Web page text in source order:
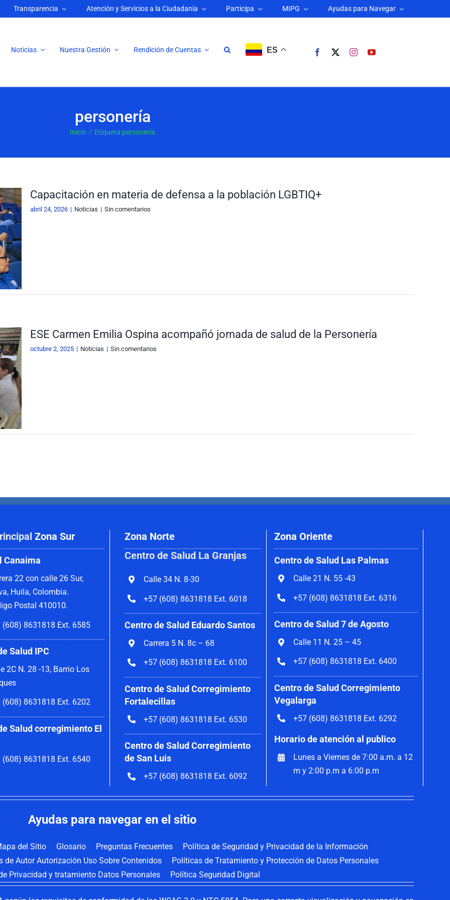
Transparencia Atención y Servicios a la Ciudadanía Participa MIPG Ayudas para Navegar
Noticias Nuestra Gestión Rendición de Cuentas ES
personería
Inicio Etiqueta:personería
Capacitación en materia de defensa a la población LGBTIQ+
abril 24, 2026 | Noticias | Sin comentarios
ESE Carmen Emilia Ospina acompañó jornada de salud de la Personería
octubre 2, 2025 | Noticias | Sin comentarios
Zona Sur
Canaima
22 con calle 26 Sur,
Huila, Colombia.
Postal 410010.
(608) 8631818 Ext. 6585
Salud IPC
2C N. 28 -13, Barrio Los
(608) 8631818 Ext. 6202
Salud corregimiento El
(608) 8631818 Ext. 6540
Zona Norte
Centro de Salud La Granjas
Calle 34 N. 8-30
+57 (608) 8631818 Ext. 6018
Centro de Salud Eduardo Santos
Carrera 5 N. 8c – 68
+57 (608) 8631818 Ext. 6100
Centro de Salud Corregimiento
Fortalecillas
+57 (608) 8631818 Ext. 6530
Centro de Salud Corregimiento
de San Luis
+57 (608) 8631818 Ext. 6092
Zona Oriente
Centro de Salud Las Palmas
Calle 21 N. 55 -43
+57 (608) 8631818 Ext. 6316
Centro de Salud 7 de Agosto
Calle 11 N. 25 – 45
+57 (608) 8631818 Ext. 6400
Centro de Salud Corregimiento
Vegalarga
+57 (608) 8631818 Ext. 6292
Horario de atención al publico
Lunes a Viernes de 7:00 a.m. a 12
m y 2:00 p.m a 6:00 p.m
Ayudas para navegar en el sitio
del Sitio Glosario Preguntas Frecuentes
Política de Seguridad y Privacidad de la Información
de Autor Autorización Uso Sobre Contenidos
Políticas de Tratamiento y Protección de Datos Personales
Privacidad y tratamiento Datos Personales
Política Seguridad Digital